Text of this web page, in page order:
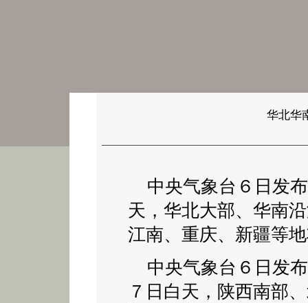
华北华
中央气象台６日发
天，华北大部、华南
江南、重庆、新疆等
中央气象台６日发
７日白天，陕西南部